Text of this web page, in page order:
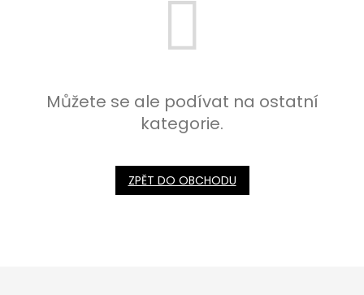
Můžete se ale podívat na ostatní
kategorie.
ZPĚT DO OBCHODU